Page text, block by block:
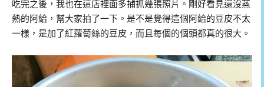
吃完之後，我也在這店裡面多捕抓幾張照片。剛好看見還沒蒸
熱的阿給，幫大家拍了一下。是不是覺得這個阿給的豆皮不太
一樣，是加了紅蘿蔔絲的豆皮，而且每個的個頭都真的很大。